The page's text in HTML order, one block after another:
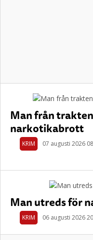
Man från
narkotikabrott
KRIM 07 augusti 2026
Man utreds för
KRIM 06 augusti 2026